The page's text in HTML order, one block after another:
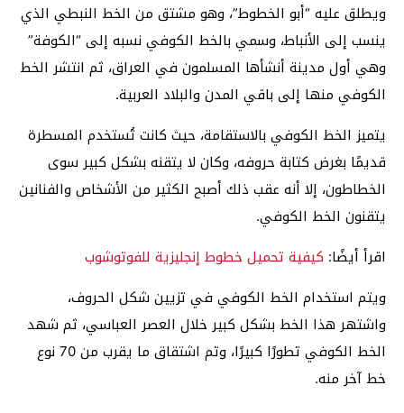
ويطلق عليه “أبو الخطوط”، وهو مشتق من الخط النبطي الذي
ينسب إلى الأنباط، وسمي بالخط الكوفي نسبه إلى “الكوفة”
وهي أول مدينة أنشأها المسلمون في العراق، ثم انتشر الخط
الكوفي منها إلى باقي المدن والبلاد العربية.
يتميز الخط الكوفي بالاستقامة، حيث كانت تُستخدم المسطرة
قديمًا بغرض كتابة حروفه، وكان لا يتقنه بشكل كبير سوى
الخطاطون، إلا أنه عقب ذلك أصبح الكثير من الأشخاص والفنانين
يتقنون الخط الكوفي.
اقرأ أيضًا: كيفية تحميل خطوط إنجليزية للفوتوشوب
ويتم استخدام الخط الكوفي في تزيين شكل الحروف،
واشتهر هذا الخط بشكل كبير خلال العصر العباسي، ثم شهد
الخط الكوفي تطورًا كبيرًا، وتم اشتقاق ما يقرب من 70 نوع
خط آخر منه.